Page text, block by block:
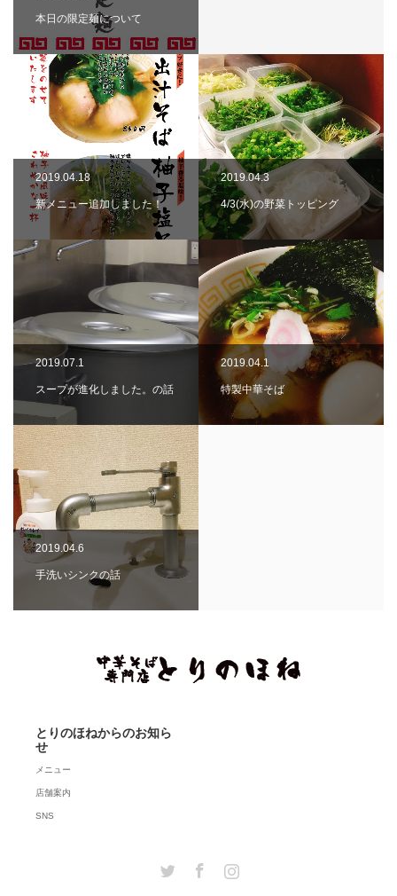
本日の限定麺について
2019.04.18
新メニュー追加しました！
2019.04.3
4/3(水)の野菜トッピング
2019.07.1
スープが進化しました。の話
2019.04.1
特製中華そば
2019.04.6
手洗いシンクの話
とりのほねからのお知ら
せ
メニュー
店舗案内
SNS
Twitter Facebook